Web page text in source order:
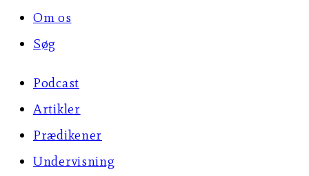
Om os
Søg
Podcast
Artikler
Prædikener
Undervisning